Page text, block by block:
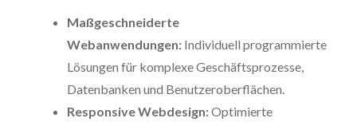
Maßgeschneiderte
Webanwendungen:Individuell programmierte
Lösungen für komplexe Geschäftsprozesse,
Datenbanken und Benutzeroberflächen.
Responsive Webdesign:Optimierte